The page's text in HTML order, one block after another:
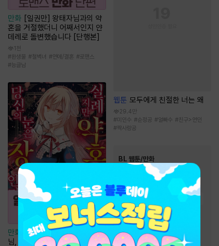
만화
[일권만] 왕태자님과의 약
혼을 거절했더니 어째서인지 얀
데레로 돌변했습니다 [단행본]
1천
# 환생물 #철벽녀 #연애/결혼 #로맨스
#능글남
만화
[일권만] 실례지만 약혼자
님, 당신의 눈은 장식인가요?
웹툰 모두에게 친절한 너는 왜
29.4만
#미인수 #순정공 #얼빠수 #친구>연인
#짝사랑공
BL 웹툰/만화
인기 키워드
#연하공
#
절륜공
고수위
#현대물 #짝사랑
#하드코어 #강공
# 츤데레수 # 집착공